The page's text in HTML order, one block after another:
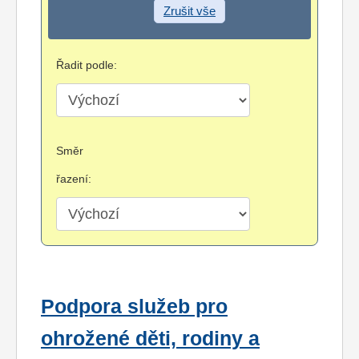
Zrušit vše
Řadit podle:
Směr
řazení:
Podpora služeb pro
ohrožené děti, rodiny a